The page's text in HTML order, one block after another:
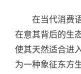
在当代消费
在意其背后的生
使其天然适合进
为一种象征东方